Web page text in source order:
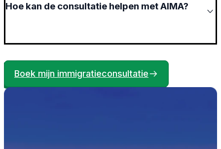
Hoe kan de consultatie helpen met AIMA?
Boek mijn immigratieconsultatie